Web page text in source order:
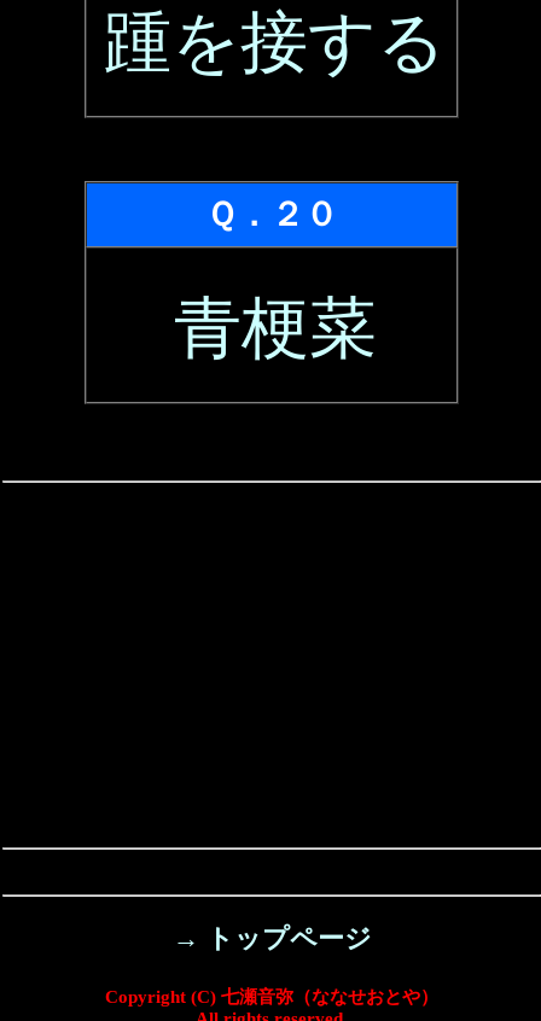
踵を接する
Ｑ．２０
青梗菜
→ トップページ
Copyright (C) 七瀬音弥（ななせおとや）